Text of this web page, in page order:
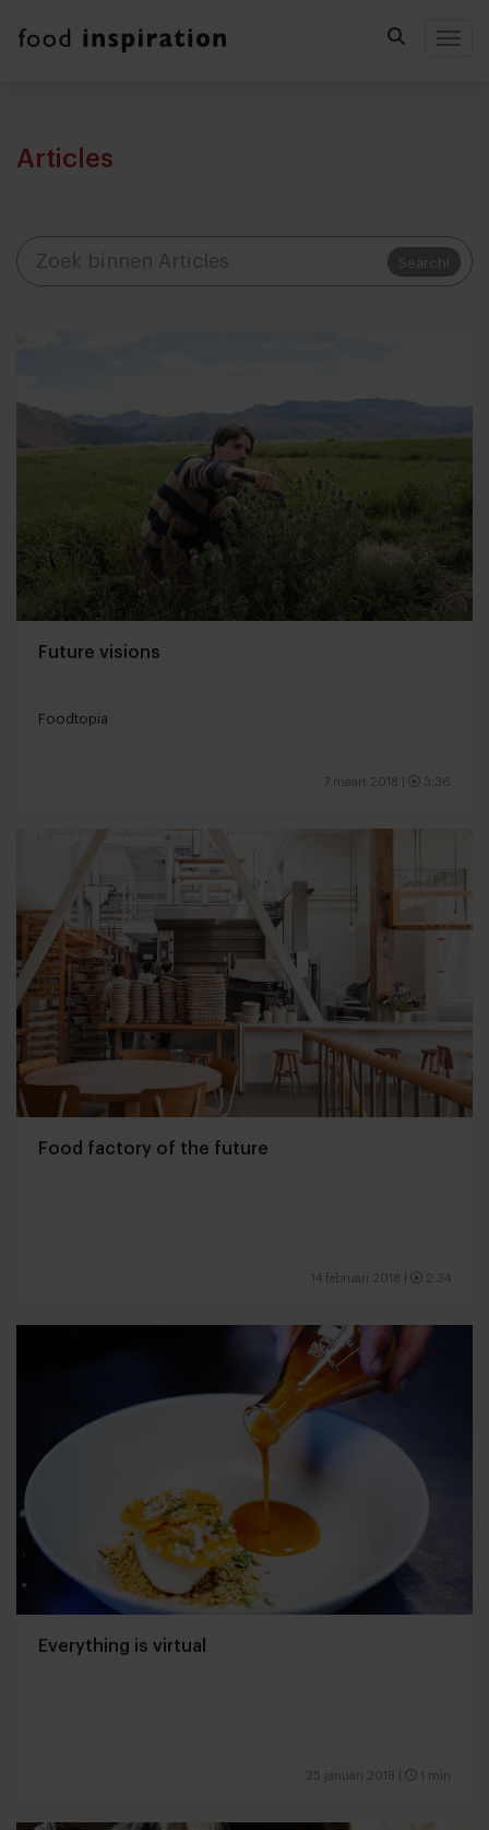
Articles
Search!
Future visions
Foodtopia
7 maart 2018 3:36
Food factory of the future
14 februari 2018 2:34
Everything is virtual
25 januari 2018 1 min